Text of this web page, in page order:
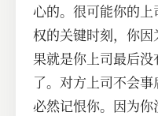
心的。很可能你的
权的关键时刻，你
果就是你上司最后
了。对方上司不会
必然记恨你。因为你